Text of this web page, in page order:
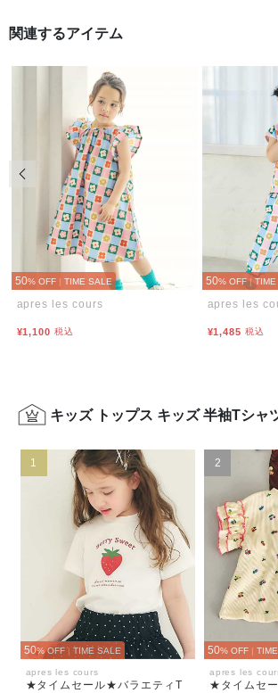
関連するアイテム
50% OFF | TIME SALE
apres les cours
¥1,100 税込
50% OFF |
apres les
¥1,485 税込
前の画像
キッズ トップス キッズ 半袖Tシャ
1
50% OFF | TIME SALE
apres les cours
★タイムセール★バラエティT
2
50% OFF |
apres les
★タイムセ